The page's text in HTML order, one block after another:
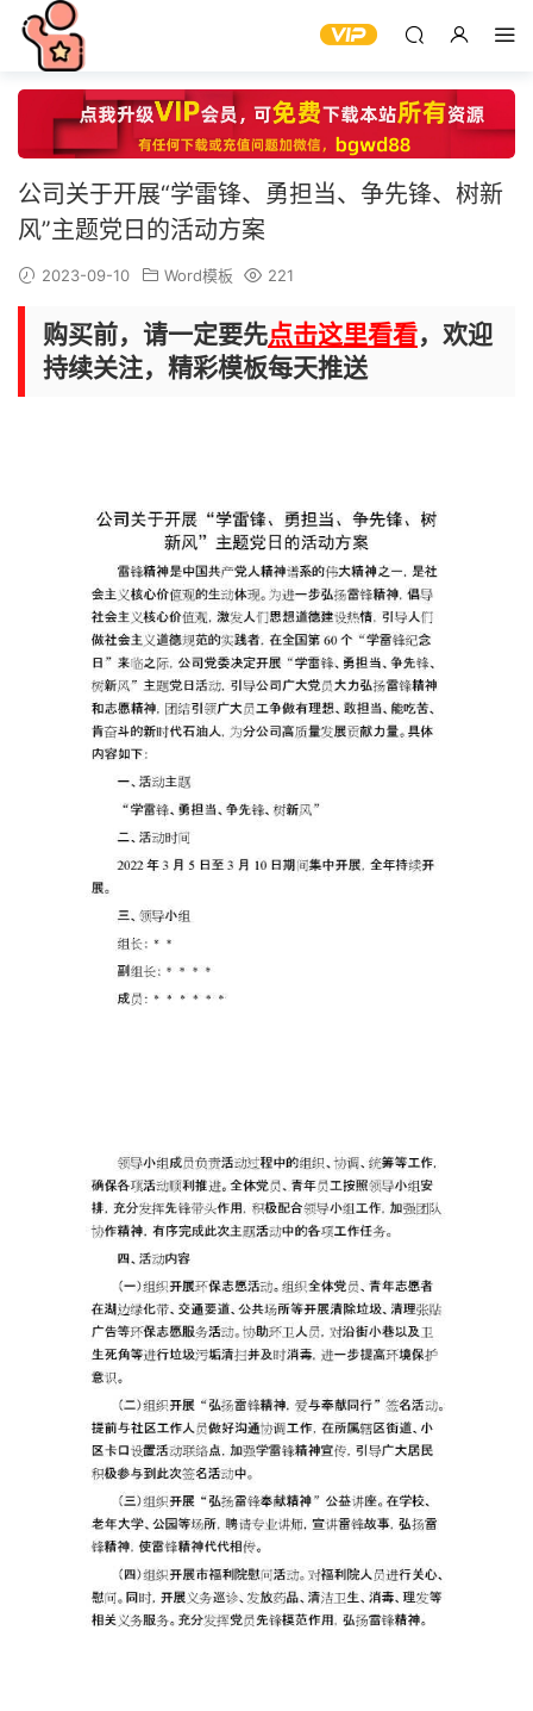
公司关于开展“学雷锋、勇担当、争先锋、树新
风”主题党日的活动方案
2023-09-10 Word模板 221
购买前，请一定要先点击这里看看，欢迎
持续关注，精彩模板每天推送